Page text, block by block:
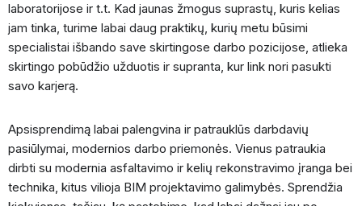
laboratorijose ir t.t. Kad jaunas žmogus suprastų, kuris kelias
jam tinka, turime labai daug praktikų, kurių metu būsimi
specialistai išbando save skirtingose darbo pozicijose, atlieka
skirtingo pobūdžio užduotis ir supranta, kur link nori pasukti
savo karjerą.
Apsisprendimą labai palengvina ir patrauklūs darbdavių
pasiūlymai, modernios darbo priemonės. Vienus patraukia
dirbti su modernia asfaltavimo ir kelių rekonstravimo įranga bei
technika, kitus vilioja BIM projektavimo galimybės. Sprendžia